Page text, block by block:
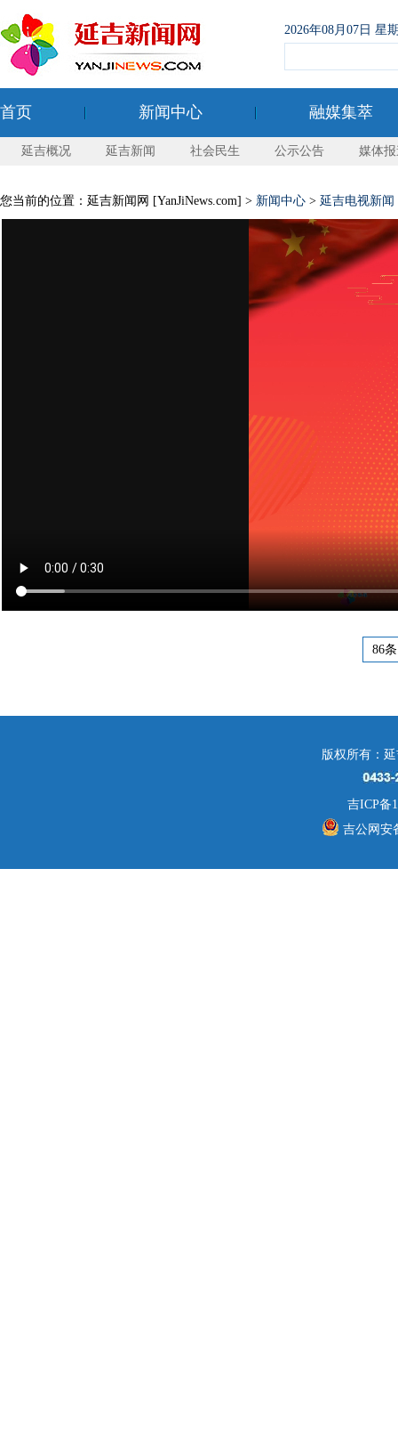
2026年08月07日 星
首页 新闻中心 融媒集萃
延吉概况 延吉新闻 社会民生 公示公告 媒体
您当前的位置：延吉新闻网 [YanJiNews.com] > 新闻中心 > 延吉电视新闻
86条
版权所有：
吉ICP备
吉公网安